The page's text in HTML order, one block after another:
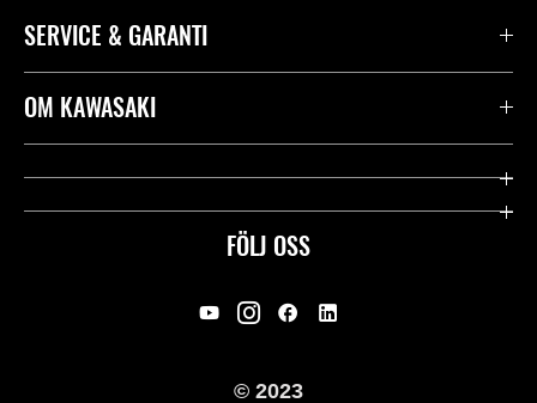
FÖLJ OSS
SERVICE & GARANTI
Kontakta oss
Användbara länkar
Rättsligt & Sekretess
OM KAWASAKI
Företag
© 2023